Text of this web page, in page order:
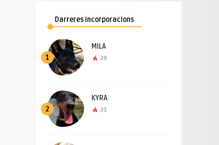
Darreres incorporacions
1
MILA
28
2
KYRA
31